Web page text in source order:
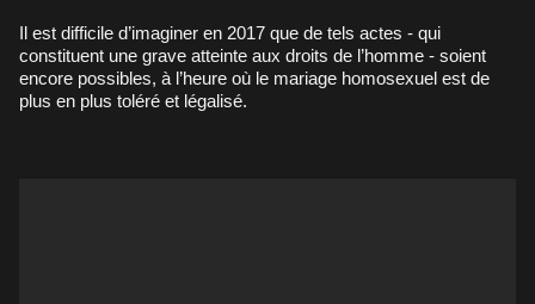
Il est difficile d’imaginer en 2017 que de tels actes - qui
constituent une grave atteinte aux droits de l’homme - soient
encore possibles, à l’heure où le mariage homosexuel est de
plus en plus toléré et légalisé.